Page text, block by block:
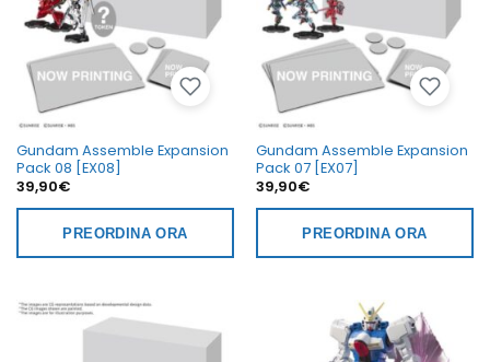
Gundam Assemble Expansion
Pack 08 [EX08]
39,90€
PREORDINA ORA
Gundam Assemble Expansion
Pack 07 [EX07]
39,90€
PREORDINA ORA